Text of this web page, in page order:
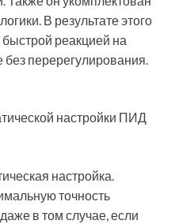
В результате этого
быстрой реакцией на
перерегулирования.
настройки ПИД
настройка.
точность
в том случае, если